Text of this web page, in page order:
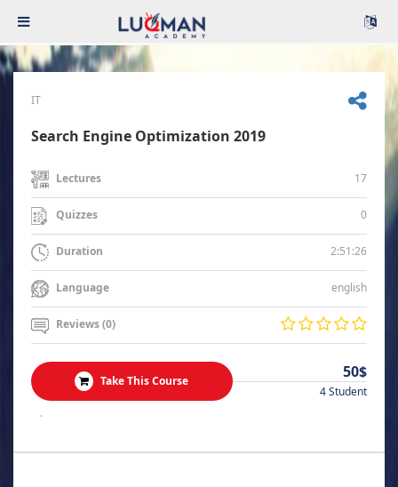
IT
Search Engine Optimization 2019
Lectures 17
Quizzes 0
Duration 2:51:26
Language english
Reviews (0)
Take This Course 50$
4 Student
.